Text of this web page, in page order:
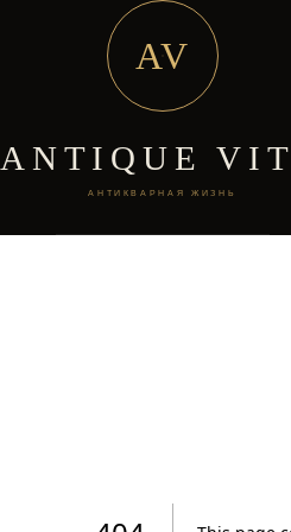
AV
ANTIQUE
АНТИКВАРНАЯ ЖИЗНЬ